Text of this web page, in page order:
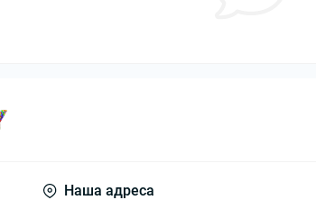
Наша адреса